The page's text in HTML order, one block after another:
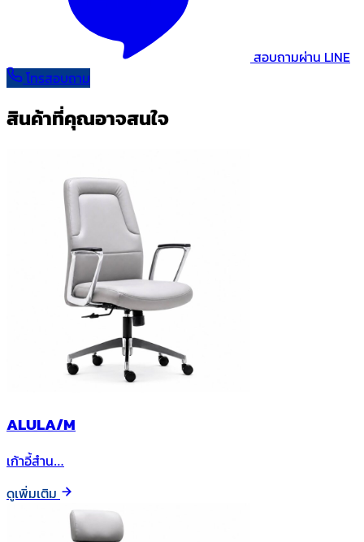
สอบถามผ่าน LINE
โทรสอบถาม
สินค้าที่คุณอาจสนใจ
ALULA/M
เก้าอี้สำน…
ดูเพิ่มเติม